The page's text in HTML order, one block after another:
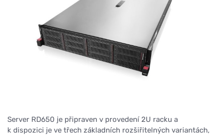
Server RD650 je připraven v provedení 2U racku a
k dispozici je ve třech základních rozšiřitelných variantách,